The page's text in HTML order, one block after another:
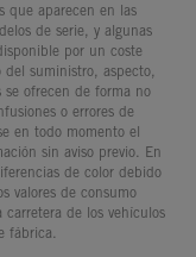
que aparecen en las
de serie, y algunas
por un coste
del suministro, aspecto,
se ofrecen de forma no
o errores de
en todo momento el
sin aviso previo. En
de color debido
valores de consumo
de los vehículos
fábrica.